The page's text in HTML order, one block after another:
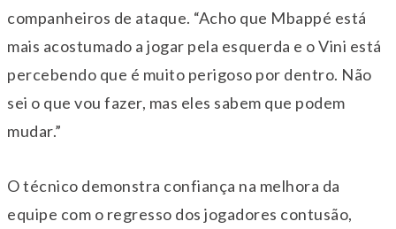
companheiros de ataque. “Acho que Mbappé está
mais acostumado a jogar pela esquerda e o Vini está
percebendo que é muito perigoso por dentro. Não
sei o que vou fazer, mas eles sabem que podem
mudar.”
O técnico demonstra confiança na melhora da
equipe com o regresso dos jogadores contusão,